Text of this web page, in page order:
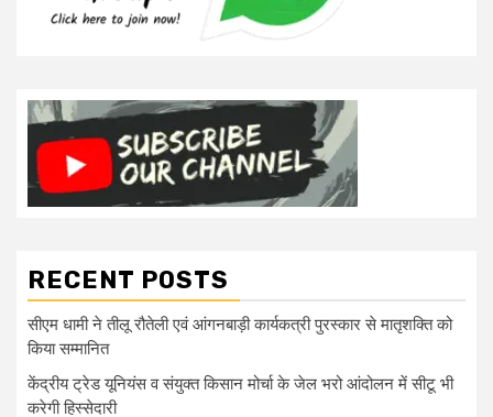
RECENT POSTS
सीएम धामी ने तीलू रौतेली एवं आंगनबाड़ी कार्यकत्री पुरस्कार से मातृशक्ति को
किया सम्मानित
केंद्रीय ट्रेड यूनियंस व संयुक्त किसान मोर्चा के जेल भरो आंदोलन में सीटू भी
करेगी हिस्सेदारी